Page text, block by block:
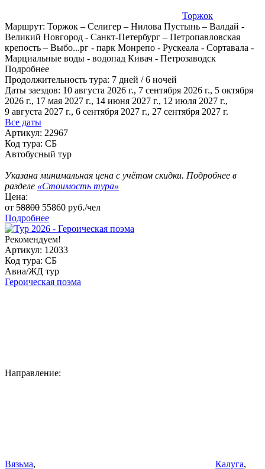
Торжок
Маршрут: Торжок – Селигер – Нилова Пустынь – Валдай -
Великий Новгород - Санкт-Петербург – Петропавловская
крепость – Выбо...рг - парк Монрепо - Рускеала - Сортавала -
Марциальные воды - водопад Кивач - Петрозаводск
Подробнее
Продолжительность тура: 7 дней / 6 ночей
Даты заездов: 10 августа 2026 г., 7 сентября 2026 г., 5 октября
2026 г., 17 мая 2027 г., 14 июня 2027 г., 12 июля 2027 г.,
9 августа 2027 г., 6 сентября 2027 г., 27 сентября 2027 г.
Все даты
Артикул: 22967
Код тура: СБ
Автобусный тур
Указана минимальная цена с учётом скидки. Подробнее в
разделе «Стоимость тура»
Цена:
от 58800 55860 руб./чел
Подробнее
Рекомендуем!
Артикул: 12033
Код тура: СБ
Авиа/ЖД тур
Героическая поэма
Направление:
Вязьма, Калуга,